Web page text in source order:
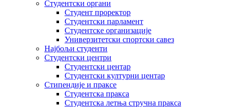
Студентски органи
Студент проректор
Студентски парламент
Студентске организације
Универзитетски спортски савез
Најбољи студенти
Студентски центри
Студентски центар
Студентски културни центар
Стипендије и праксе
Студентска пракса
Студентска летња стручна пракса